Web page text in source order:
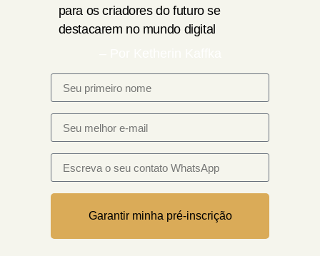
para os criadores do futuro se
destacarem no mundo digital
Garantir minha pré-inscrição